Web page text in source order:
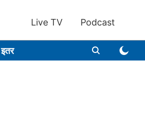
Live TV Podcast
इतर